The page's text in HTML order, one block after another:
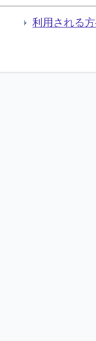
利用される